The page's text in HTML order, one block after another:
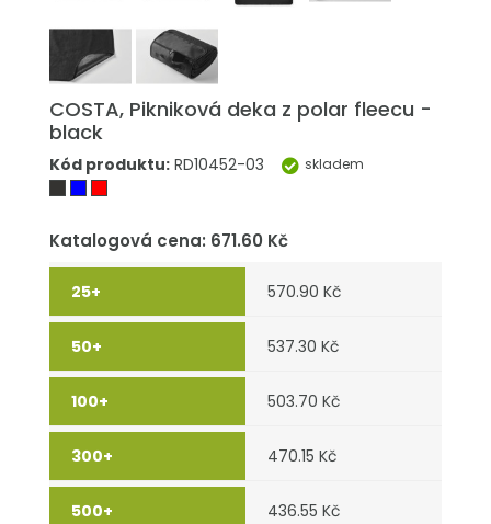
COSTA, Pikniková deka z polar fleecu -
black
Kód produktu: RD10452-03 skladem
Katalogová cena: 671.60 Kč
570.90 Kč
537.30 Kč
503.70 Kč
470.15 Kč
436.55 Kč